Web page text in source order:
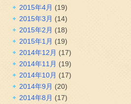
2015年4月 (19)
2015年3月 (14)
2015年2月 (18)
2015年1月 (19)
2014年12月 (17)
2014年11月 (19)
2014年10月 (17)
2014年9月 (20)
2014年8月 (17)